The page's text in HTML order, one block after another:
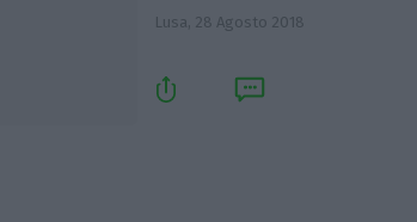
Lusa, 28 Agosto 2018